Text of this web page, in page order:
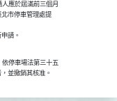
應於屆滿前三個月
北市停車管理處提
請。
停車場法第三十五
並撤銷其核准。